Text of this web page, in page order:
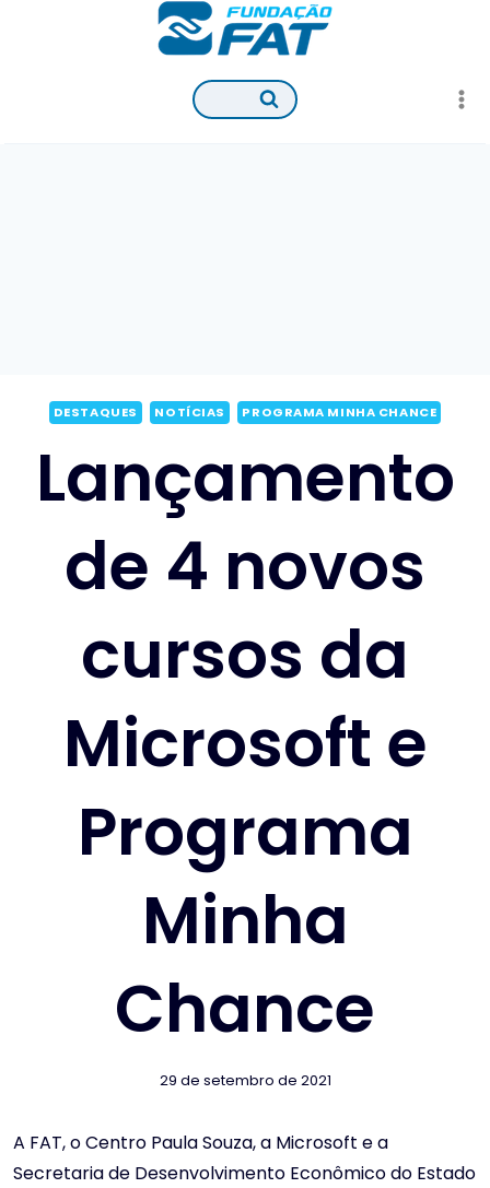
DESTAQUES NOTÍCIAS PROGRAMA MINHA CHANCE
Lançamento
de 4 novos
cursos da
Microsoft e
Programa
Minha
Chance
29 de setembro de 2021
A FAT, o Centro Paula Souza, a Microsoft e a
Secretaria de Desenvolvimento Econômico do Estado